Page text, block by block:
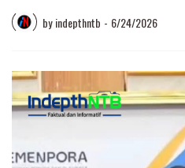
by indepthntb - 6/24/2026